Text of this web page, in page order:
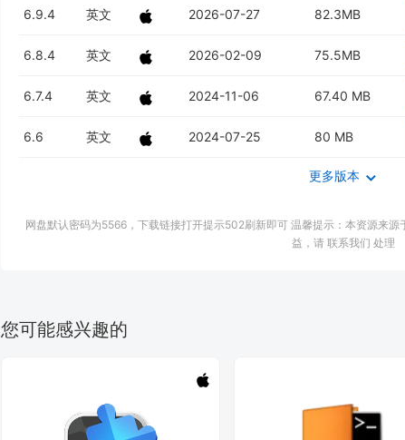
6.9.4 英文 2026-07-27 82.3MB
6.8.4 英文 2026-02-09 75.5MB
6.7.4 英文 2024-11-06 67.40 MB
6.6 英文 2024-07-25 80 MB
更多版本
网盘默认密码为5566，下载链接打开提示502刷新即可 温馨提示：本资源来
益，请 联系我们 处理
您可能感兴趣的